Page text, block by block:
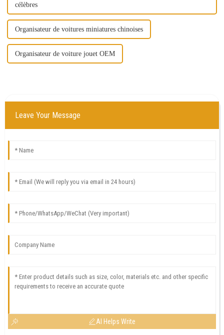
célèbres
Organisateur de voitures miniatures chinoises
Organisateur de voiture jouet OEM
Leave Your Message
AI Helps Write